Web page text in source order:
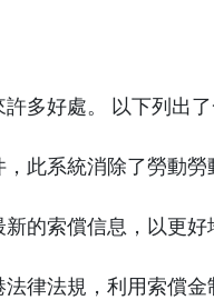
多好處。 以下列出
此系統消除了勞動勞
的索償信息，以更好
律法規，利用索償金